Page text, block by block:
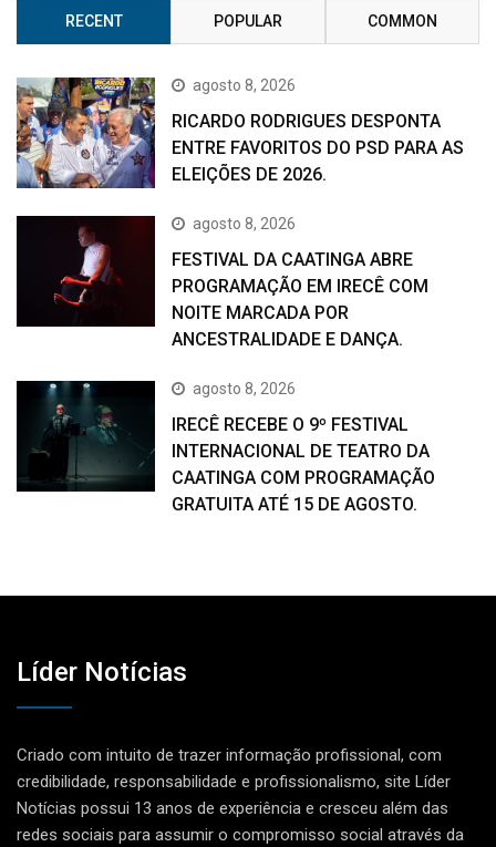
RECENT POPULAR COMMON
agosto 8, 2026
RICARDO RODRIGUES DESPONTA
ENTRE FAVORITOS DO PSD PARA AS
ELEIÇÕES DE 2026.
agosto 8, 2026
FESTIVAL DA CAATINGA ABRE
PROGRAMAÇÃO EM IRECÊ COM
NOITE MARCADA POR
ANCESTRALIDADE E DANÇA.
agosto 8, 2026
IRECÊ RECEBE O 9º FESTIVAL
INTERNACIONAL DE TEATRO DA
CAATINGA COM PROGRAMAÇÃO
GRATUITA ATÉ 15 DE AGOSTO.
Líder Notícias
Criado com intuito de trazer informação profissional, com
credibilidade, responsabilidade e profissionalismo, site Líder
Notícias possui 13 anos de experiência e cresceu além das
redes sociais para assumir o compromisso social através da